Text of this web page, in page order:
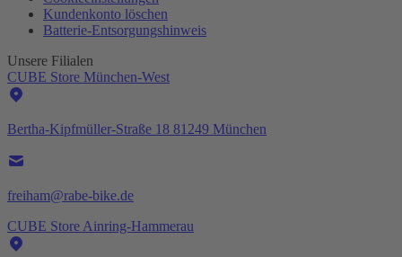
Kundenkonto löschen
Batterie-Entsorgungshinweis
Unsere Filialen
CUBE Store München-West
Bertha-Kipfmüller-Straße 18 81249 München
freiham@rabe-bike.de
CUBE Store Ainring-Hammerau